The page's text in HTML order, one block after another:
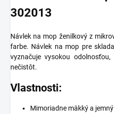
302013
Návlek na mop ženilkový z
farbe. Návlek na mop pre
vyznačuje vysokou
nečistôt.
Vlastnosti:
Mimoriadne mäkký a